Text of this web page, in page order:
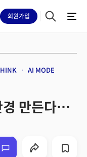
회원가입
AI MODE
경 만든다…